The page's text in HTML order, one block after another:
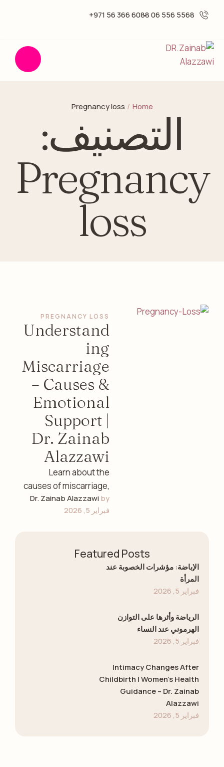
5568 556 06 -
6088 366 56 971+
Home
/
Pregnancy loss
التصنيف:
Pregnancy
loss
PREGNANCY LOSS
Understand
ing
Miscarriage
– Causes &
Emotional
Support |
Dr. Zainab
Alazzawi
Learn about the
causes of miscarriage,
early detection, and
emotional guidance
gynecologist in …
by
Dr. Zainab Alazzawi
فبراير 5, 2026
Featured Posts
الإباضة: مؤشرات الخصوبة عند
المرأة
فبراير 5, 2026
الرياضة وأثرها على التوازن
الهرموني عند النساء
فبراير 5, 2026
Intimacy Changes After
Childbirth | Women’s Health
Guidance – Dr. Zainab
Alazzawi
فبراير 5, 2026